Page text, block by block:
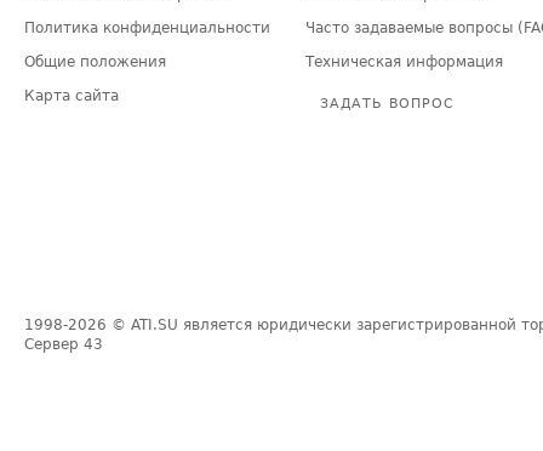
Политика конфиденциальности
Общие положения
Карта сайта
Часто задаваемые вопросы
Техническая информация
ЗАДАТЬ ВОПРОС
1998-2026 © ATI.SU является юридически зарегистрированной
Сервер 43